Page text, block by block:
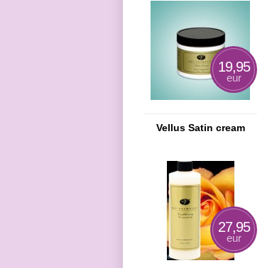
19,95
eur
Vellus Satin cream
27,95
eur